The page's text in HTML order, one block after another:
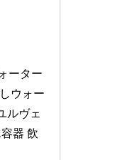
ーター
ウォー
ルヴェ
器 飲